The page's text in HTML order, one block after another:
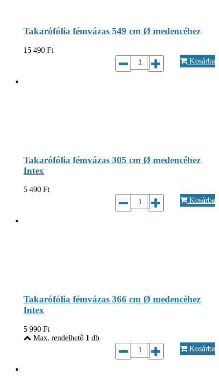
Takarófólia fémvázas 549 cm Ø medencéhez
15 490 Ft
Kosárba
Takarófólia fémvázas 305 cm Ø medencéhez
Intex
5 490 Ft
Kosárba
Takarófólia fémvázas 366 cm Ø medencéhez
Intex
5 990 Ft
Max. rendelhető 1 db
Kosárba